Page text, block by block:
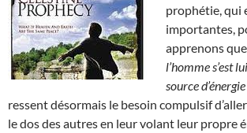
prophétie, qui
importantes,
apprenons que
l’homme s’est
source
ressent désormais le besoin compulsif
le dos des autres en leur volant leur propre